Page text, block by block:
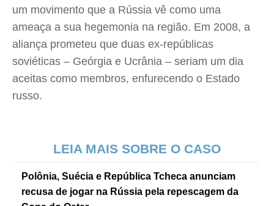
um movimento que a Rússia vê como uma
ameaça a sua hegemonia na região. Em 2008, a
aliança prometeu que duas ex-repúblicas
soviéticas – Geórgia e Ucrânia – seriam um dia
aceitas como membros, enfurecendo o Estado
russo.
LEIA MAIS SOBRE O CASO
Polônia, Suécia e República Tcheca anunciam
recusa de jogar na Rússia pela repescagem da